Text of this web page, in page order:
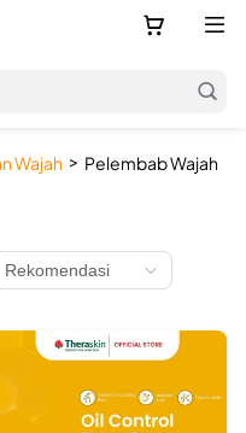
 

Wajah > Pelembab Wajah